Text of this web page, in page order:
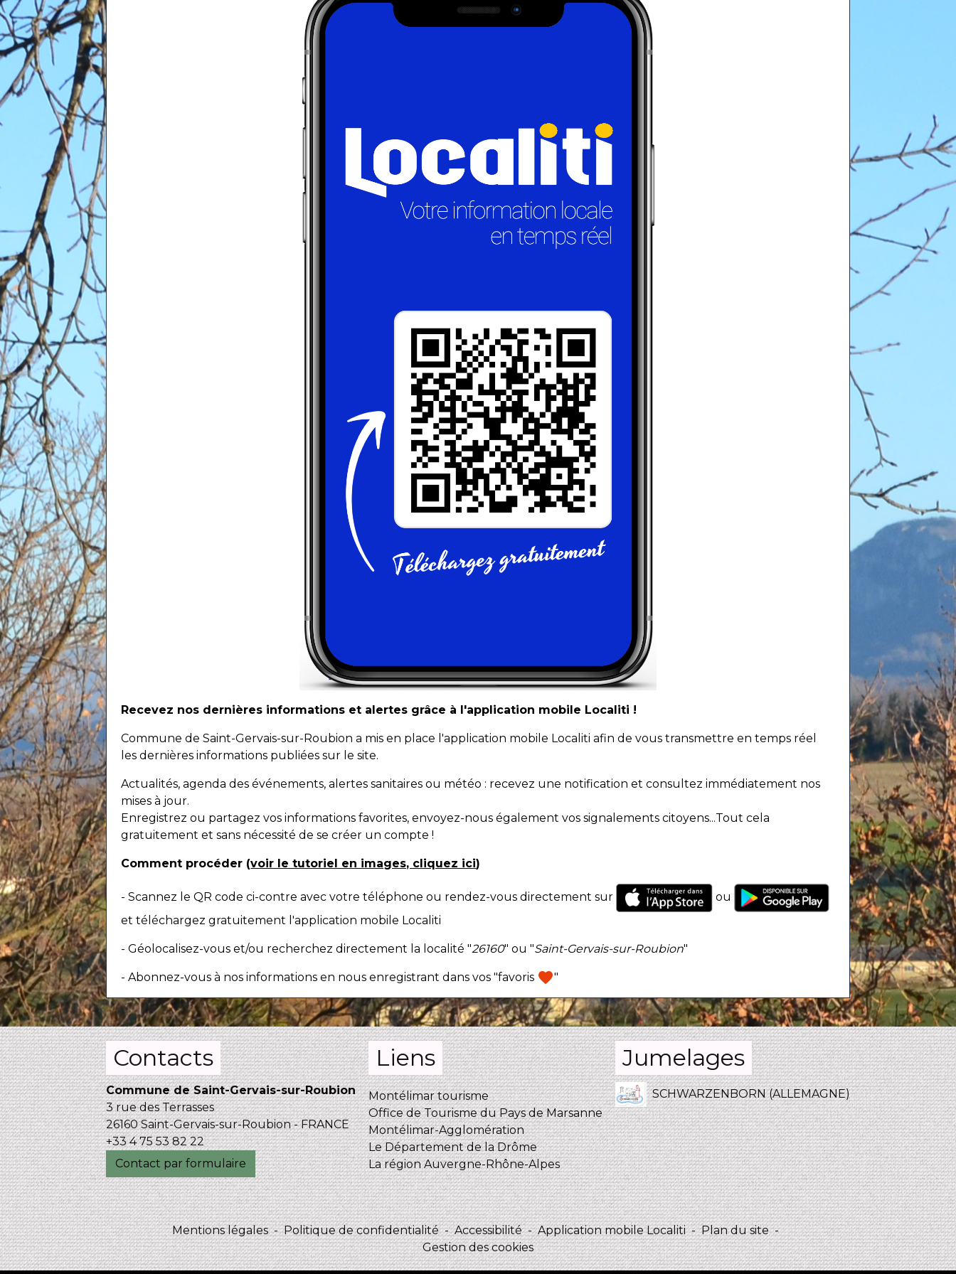
Recevez nos dernières informations et alertes grâce à l'application mobile Localiti !
Commune de Saint-Gervais-sur-Roubion a mis en place l'application mobile Localiti afin de vous transmettre en temps réel
les dernières informations publiées sur le site.
Actualités, agenda des événements, alertes sanitaires ou météo : recevez une notification et consultez immédiatement nos
mises à jour.
Enregistrez ou partagez vos informations favorites, envoyez-nous également vos signalements citoyens...Tout cela
gratuitement et sans nécessité de se créer un compte !
Comment procéder (voir le tutoriel en images, cliquez ici)
- Scannez le QR code ci-contre avec votre téléphone ou rendez-vous directement sur
ou
et téléchargez gratuitement l'application mobile Localiti
- Géolocalisez-vous et/ou recherchez directement la localité "26160" ou "Saint-Gervais-sur-Roubion"
- Abonnez-vous à nos informations en nous enregistrant dans vos "favoris favorite"
Contacts
Commune de Saint-Gervais-sur-Roubion
3 rue des Terrasses
26160 Saint-Gervais-sur-Roubion - FRANCE
+33 4 75 53 82 22
Contact par formulaire
Liens
Montélimar tourisme
Office de Tourisme du Pays de Marsanne
Montélimar-Agglomération
Le Département de la Drôme
La région Auvergne-Rhône-Alpes
Jumelages
SCHWARZENBORN (ALLEMAGNE)
Mentions légales - Politique de confidentialité - Accessibilité - Application mobile Localiti - Plan du site -
Gestion des cookies